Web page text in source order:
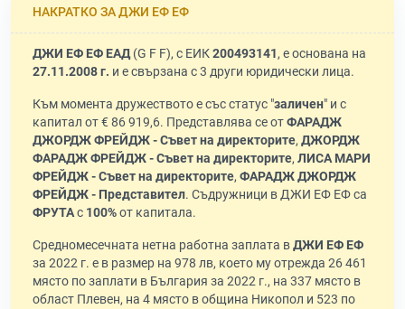
НАКРАТКО ЗА ДЖИ ЕФ ЕФ
ДЖИ ЕФ ЕФ ЕАД(G F F), с ЕИК200493141, е основана на
27.11.2008 г. и е свързана с 3 други юридически лица.
Към момента дружеството е със статус "заличен" и с
капитал от € 86 919,6. Представлява се отФАРАДЖ
ДЖОРДЖ ФРЕЙДЖ - Съвет на директорите, ДЖОРДЖ
ФАРАДЖ ФРЕЙДЖ - Съвет на директорите, ЛИСА МАРИ
ФРЕЙДЖ - Съвет на директорите, ФАРАДЖ ДЖОРДЖ
ФРЕЙДЖ - Представител. Съдружници в ДЖИ ЕФ ЕФ са
ФРУТАс 100%от капитала.
Средномесечната нетна работна заплата вДЖИ ЕФ ЕФ
за 2022 г. е в размер на 978 лв, което му отрежда 26 461
място по заплати в България за 2022 г., на 337 място в
област Плевен, на 4 място в община Никопол и 523 по